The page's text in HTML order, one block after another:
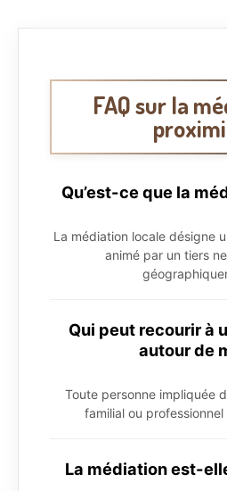
FAQ sur la
Qu’est-ce que la
La médiation locale désigne
animé par un tiers
Qui peut recourir à
autour de
Toute personne impliquée
familial ou
La médiation est-